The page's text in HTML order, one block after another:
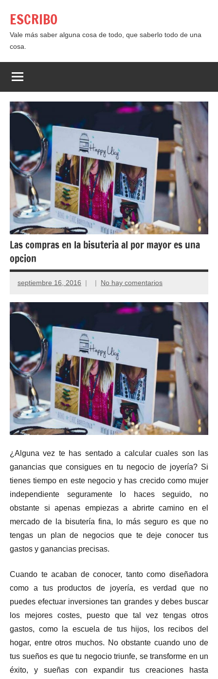
contenido
ESCRIBO
Vale más saber alguna cosa de todo, que saberlo todo de una
cosa.
Las compras en la bisuteria al por mayor es una
opcion
septiembre 16, 2016 No hay comentarios
¿Alguna vez te has sentado a calcular cuales son las
ganancias que consigues en tu negocio de joyería? Si
tienes tiempo en este negocio y has crecido como mujer
independiente seguramente lo haces seguido, no
obstante si apenas empiezas a abrirte camino en el
mercado de la bisutería fina, lo más seguro es que no
tengas un plan de negocios que te deje conocer tus
gastos y ganancias precisas.
Cuando te acaban de conocer, tanto como diseñadora
como a tus productos de joyería, es verdad que no
puedes efectuar inversiones tan grandes y debes buscar
los mejores costes, puesto que tal vez tengas otros
gastos, como la escuela de tus hijos, los recibos del
hogar, entre otros muchos. No obstante cuando uno de
tus sueños es que tu negocio triunfe, se transforme en un
éxito, y sueñas con expandir tus creaciones hasta